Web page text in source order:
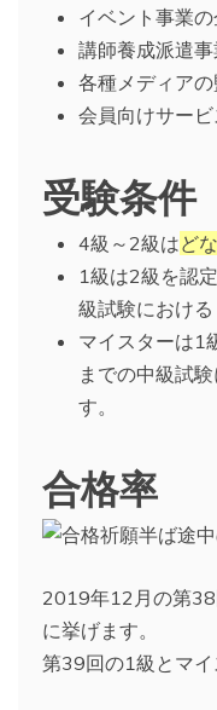
イベント事業
講師養成派遣事
各種メディア
会員向けサー
受験条件
4級～2級はど
1級は2級を認
級試験における
マイスターは1
までの中級試
す。
合格率
2019年12月の第
に挙げます。
第39回の1級とマイ